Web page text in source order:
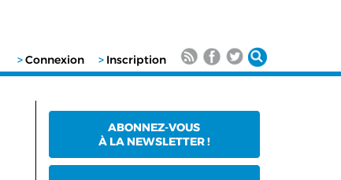
>Connexion > Inscription
ABONNEZ-VOUS
À LA NEWSLETTER !